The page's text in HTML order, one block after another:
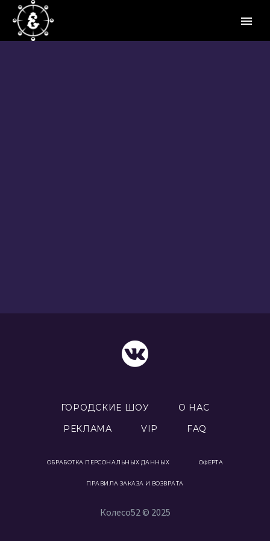
ГОРОДСКИЕ ШОУ
О НАС
РЕКЛАМА
VIP FAQ
ОБРАБОТКА ПЕРСОНАЛЬНЫХ ДАННЫХ ОФЕРТА
ПРАВИЛА ЗАКАЗА И ВОЗВРАТА
Колесо52 © 2025